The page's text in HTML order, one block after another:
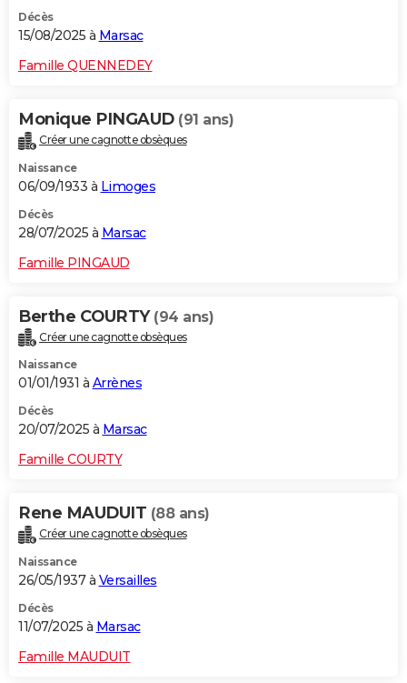
Décès
15/08/2025 à Marsac
Famille QUENNEDEY
Monique PINGAUD (91 ans)
Créer une cagnotte obsèques
Naissance
06/09/1933 à Limoges
Décès
28/07/2025 à Marsac
Famille PINGAUD
Berthe COURTY (94 ans)
Créer une cagnotte obsèques
Naissance
01/01/1931 à Arrènes
Décès
20/07/2025 à Marsac
Famille COURTY
Rene MAUDUIT (88 ans)
Créer une cagnotte obsèques
Naissance
26/05/1937 à Versailles
Décès
11/07/2025 à Marsac
Famille MAUDUIT